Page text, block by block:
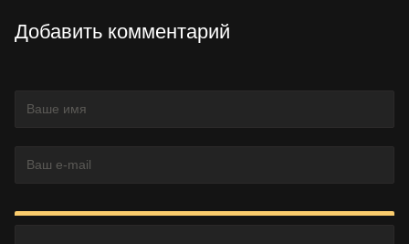
Добавить комментарий